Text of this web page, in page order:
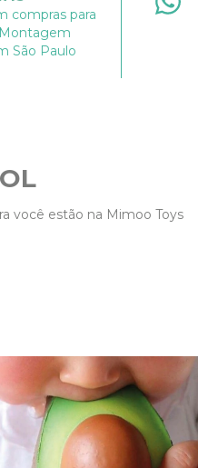
compras para
Montagem
São Paulo
você estão na Mimoo Toys